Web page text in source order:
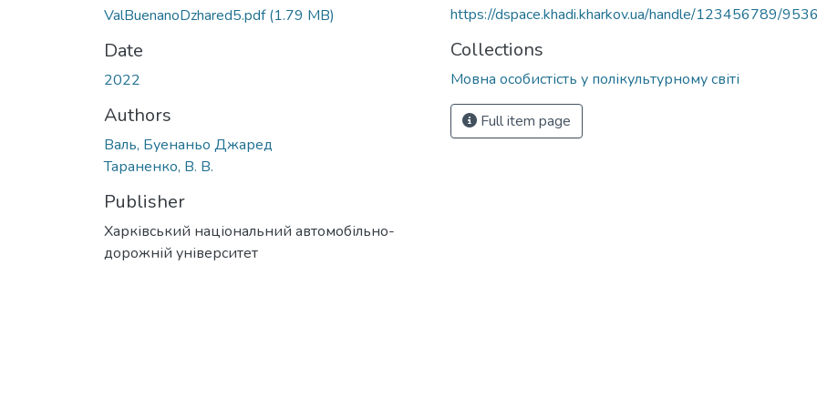
ValBuenanoDzhared5.pdf(1.79 MB)
Date
2022
Authors
Валь, Буенаньо Джаред
Тараненко, В. В.
Publisher
Харківський національний автомобільно-
дорожній університет
https://dspace.khadi.kharkov.ua/handle/123456789/
Collections
Мовна особистість у полікультурному світі
Full item page